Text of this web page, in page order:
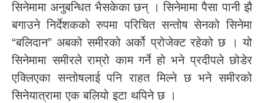
सिनेमामा अनुबन्धित भैसकेका छन् । सिनेमामा पैसा पानी झै
बगाउने निर्देशकको रुपमा परिचित सन्तोष सेनको सिनेमा
“बलिदान” अबको समीरको अर्को प्रोजेक्ट रहेको छ । यो
सिनेमामा समीरले राम्रो काम गर्ने हो भने प्रदीपले छोडेर
एक्लिएका सन्तोषलाई पनि राहत मिल्ने छ भने समीरको
सिनेयात्रामा एक बलियो इटा थपिने छ ।